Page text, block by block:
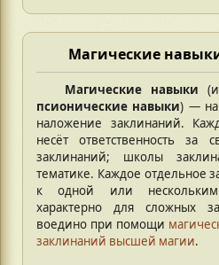
Магические
Магические навыки
псионические навыки) —
наложение заклинаний.
несёт ответственность за
заклинаний; школы
тематике. Каждое отдельное
к одной или
характерно для сложных
воедино при помощи
заклинаний высшей магии.